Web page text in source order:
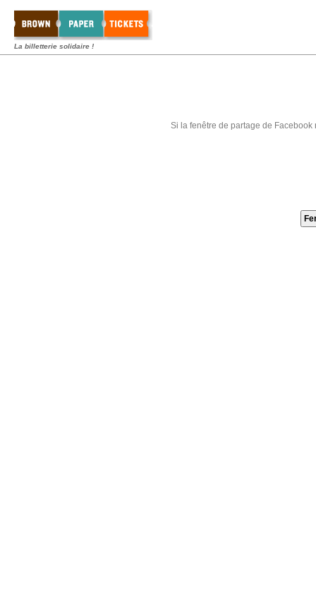
La billetterie solidaire !
Si la fenêtre de partage de